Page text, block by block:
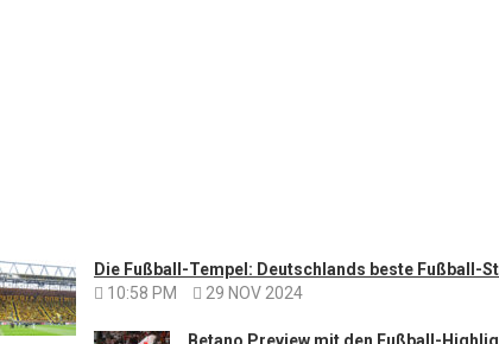
Die Fußball-Tempel: Deutschlands beste Fußball-
10:58 PM
29 NOV 2024